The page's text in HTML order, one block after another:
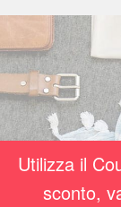
Utilizza il
sconto,